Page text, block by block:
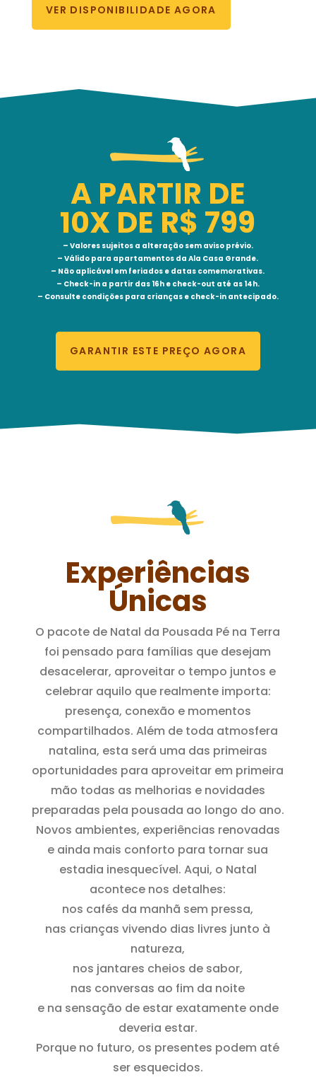
VER DISPONIBILIDADE AGORA
A PARTIR DE
10X DE R$ 799
– Valores sujeitos a alteração sem aviso prévio.
– Válido para apartamentos da Ala Casa Grande.
– Não aplicável em feriados e datas comemorativas.
– Check-in a partir das 16h e check-out até as 14h.
– Consulte condições para crianças e check-in antecipado.
GARANTIR ESTE PREÇO AGORA
Experiências
Únicas
O pacote de Natal da Pousada Pé na Terra
foi pensado para famílias que desejam
desacelerar, aproveitar o tempo juntos e
celebrar aquilo que realmente importa:
presença, conexão e momentos
compartilhados. Além de toda atmosfera
natalina, esta será uma das primeiras
oportunidades para aproveitar em primeira
mão todas as melhorias e novidades
preparadas pela pousada ao longo do ano.
Novos ambientes, experiências renovadas
e ainda mais conforto para tornar sua
estadia inesquecível. Aqui, o Natal
acontece nos detalhes:
nos cafés da manhã sem pressa,
nas crianças vivendo dias livres junto à
natureza,
nos jantares cheios de sabor,
nas conversas ao fim da noite
e na sensação de estar exatamente onde
deveria estar.
Porque no futuro, os presentes podem até
ser esquecidos.